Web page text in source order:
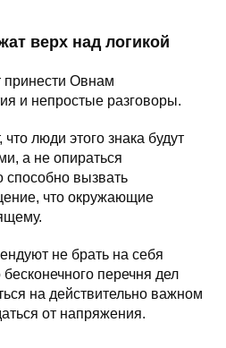
верх над логикой
принести Овнам
и непростые разговоры.
люди этого знака будут
а не опираться
способно вызвать
что окружающие
не брать на себя
перечня дел
на действительно важном
от напряжения.